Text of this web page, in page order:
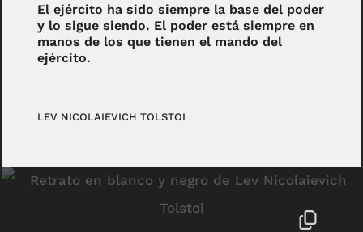
El ejército ha sido siempre la base del poder
y lo sigue siendo. El poder está siempre en
manos de los que tienen el mando del
ejército.
LEV NICOLAIEVICH TOLSTOI